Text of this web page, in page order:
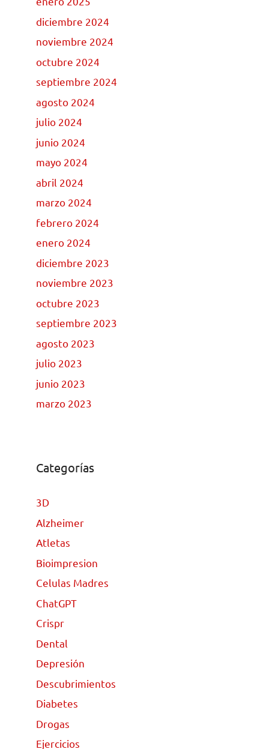
diciembre 2024
noviembre 2024
octubre 2024
septiembre 2024
agosto 2024
julio 2024
junio 2024
mayo 2024
abril 2024
marzo 2024
febrero 2024
enero 2024
diciembre 2023
noviembre 2023
octubre 2023
septiembre 2023
agosto 2023
julio 2023
junio 2023
marzo 2023
Categorías
3D
Alzheimer
Atletas
Bioimpresion
Celulas Madres
ChatGPT
Crispr
Dental
Depresión
Descubrimientos
Diabetes
Drogas
Ejercicios